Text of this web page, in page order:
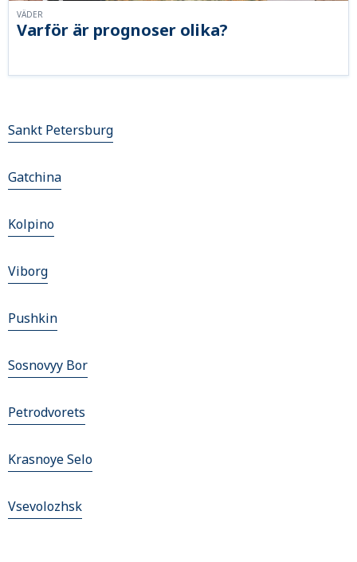
Varför är prognoser olika?
VÄDER
Sankt Petersburg
Gatchina
Kolpino
Viborg
Pushkin
Sosnovyy Bor
Petrodvorets
Krasnoye Selo
Vsevolozhsk